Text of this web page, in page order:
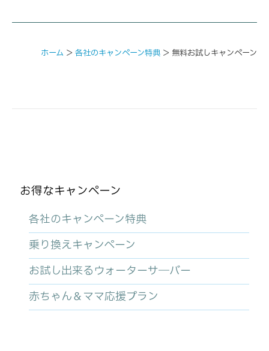
ホーム ＞ 各社のキャンペーン特典 ＞ 無料お試しキャンペーン
お得なキャンペーン
各社のキャンペーン特典
乗り換えキャンペーン
お試し出来るウォーターサ―バー
赤ちゃん＆ママ応援プラン